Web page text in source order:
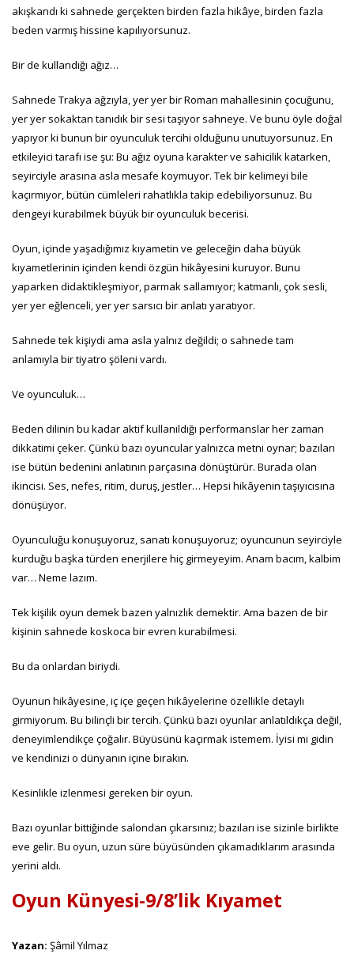
akışkandı ki sahnede gerçekten birden fazla hikâye, birden fazla
beden varmış hissine kapılıyorsunuz.
Bir de kullandığı ağız…
Sahnede Trakya ağzıyla, yer yer bir Roman mahallesinin çocuğunu,
yer yer sokaktan tanıdık bir sesi taşıyor sahneye. Ve bunu öyle doğal
yapıyor ki bunun bir oyunculuk tercihi olduğunu unutuyorsunuz. En
etkileyici tarafı ise şu: Bu ağız oyuna karakter ve sahicilik katarken,
seyirciyle arasına asla mesafe koymuyor. Tek bir kelimeyi bile
kaçırmıyor, bütün cümleleri rahatlıkla takip edebiliyorsunuz. Bu
dengeyi kurabilmek büyük bir oyunculuk becerisi.
Oyun, içinde yaşadığımız kıyametin ve geleceğin daha büyük
kıyametlerinin içinden kendi özgün hikâyesini kuruyor. Bunu
yaparken didaktikleşmiyor, parmak sallamıyor; katmanlı, çok sesli,
yer yer eğlenceli, yer yer sarsıcı bir anlatı yaratıyor.
Sahnede tek kişiydi ama asla yalnız değildi; o sahnede tam
anlamıyla bir tiyatro şöleni vardı.
Ve oyunculuk…
Beden dilinin bu kadar aktif kullanıldığı performanslar her zaman
dikkatimi çeker. Çünkü bazı oyuncular yalnızca metni oynar; bazıları
ise bütün bedenini anlatının parçasına dönüştürür. Burada olan
ikincisi. Ses, nefes, ritim, duruş, jestler… Hepsi hikâyenin taşıyıcısına
dönüşüyor.
Oyunculuğu konuşuyoruz, sanatı konuşuyoruz; oyuncunun seyirciyle
kurduğu başka türden enerjilere hiç girmeyeyim. Anam bacım, kalbim
var… Neme lazım.
Tek kişilik oyun demek bazen yalnızlık demektir. Ama bazen de bir
kişinin sahnede koskoca bir evren kurabilmesi.
Bu da onlardan biriydi.
Oyunun hikâyesine, iç içe geçen hikâyelerine özellikle detaylı
girmiyorum. Bu bilinçli bir tercih. Çünkü bazı oyunlar anlatıldıkça değil,
deneyimlendikçe çoğalır. Büyüsünü kaçırmak istemem. İyisi mi gidin
ve kendinizi o dünyanın içine bırakın.
Kesinlikle izlenmesi gereken bir oyun.
Bazı oyunlar bittiğinde salondan çıkarsınız; bazıları ise sizinle birlikte
eve gelir. Bu oyun, uzun süre büyüsünden çıkamadıklarım arasında
yerini aldı.
Oyun Künyesi-9/8’lik Kıyamet
Yazan: Şâmil Yılmaz